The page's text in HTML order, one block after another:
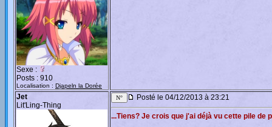
Sexe :
Posts : 910
Localisation : Djapeln la Dorée
Jet
Lit'Ling-Thing
Posté le 04/12/2013 à 23:21
...Tiens? Je crois que j'ai déjà vu cette pile de